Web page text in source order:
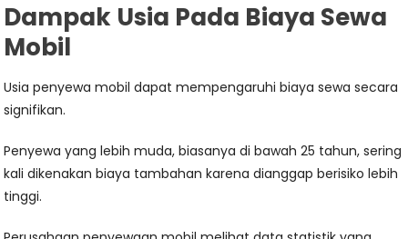
Dampak Usia Pada Biaya Sewa
Mobil
Usia penyewa mobil dapat mempengaruhi biaya sewa secara
signifikan.
Penyewa yang lebih muda, biasanya di bawah 25 tahun, sering
kali dikenakan biaya tambahan karena dianggap berisiko lebih
tinggi.